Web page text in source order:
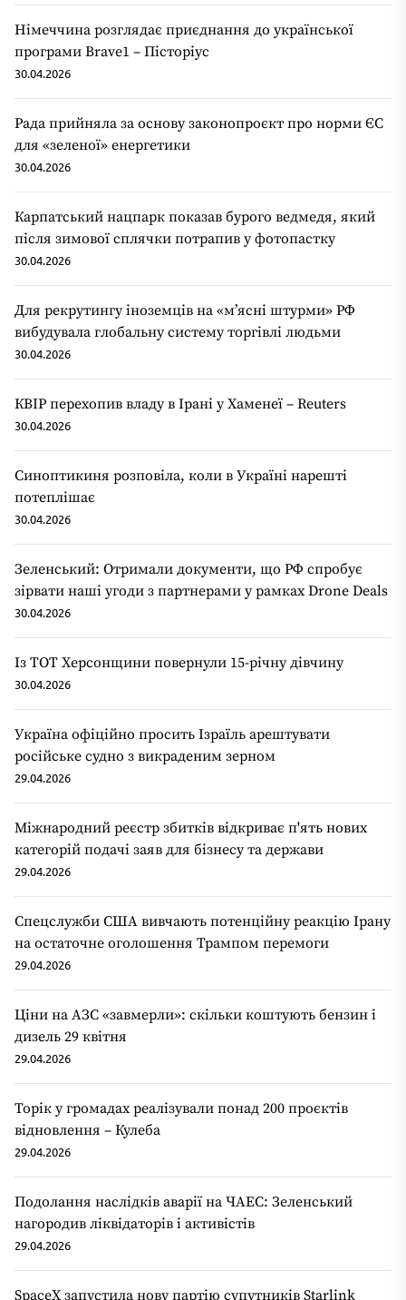
Німеччина розглядає приєднання до української
програми Brave1 – Пісторіус
30.04.2026
Рада прийняла за основу законопроєкт про норми ЄС
для «зеленої» енергетики
30.04.2026
Карпатський нацпарк показав бурого ведмедя, який
після зимової сплячки потрапив у фотопастку
30.04.2026
Для рекрутингу іноземців на «мʼясні штурми» РФ
вибудувала глобальну систему торгівлі людьми
30.04.2026
КВІР перехопив владу в Ірані у Хаменеї – Reuters
30.04.2026
Синоптикиня розповіла, коли в Україні нарешті
потеплішає
30.04.2026
Зеленський: Отримали документи, що РФ спробує
зірвати наші угоди з партнерами у рамках Drone Deals
30.04.2026
Із ТОТ Херсонщини повернули 15-річну дівчину
30.04.2026
Україна офіційно просить Ізраїль арештувати
російське судно з викраденим зерном
29.04.2026
Міжнародний реєстр збитків відкриває п'ять нових
категорій подачі заяв для бізнесу та держави
29.04.2026
Спецслужби США вивчають потенційну реакцію Ірану
на остаточне оголошення Трампом перемоги
29.04.2026
Ціни на АЗС «завмерли»: скільки коштують бензин і
дизель 29 квітня
29.04.2026
Торік у громадах реалізували понад 200 проєктів
відновлення – Кулеба
29.04.2026
Подолання наслідків аварії на ЧАЕС: Зеленський
нагородив ліквідаторів і активістів
29.04.2026
SpaceX запустила нову партію супутників Starlink